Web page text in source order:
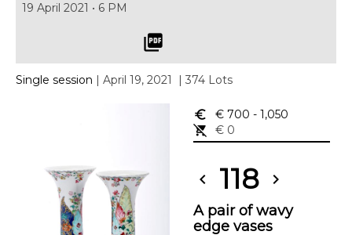
19 April 2021 • 6 PM
picture_as_pdf
Single session | April 19, 2021 | 374 Lots
euro_symbol € 700 - 1,050
remove_shopping_cart
€ 0
chevron_left 118 chevron_right
A pair of wavy
edge vases